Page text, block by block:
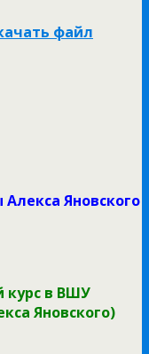
файл
Яновского
курс в ВШУ
Яновского)